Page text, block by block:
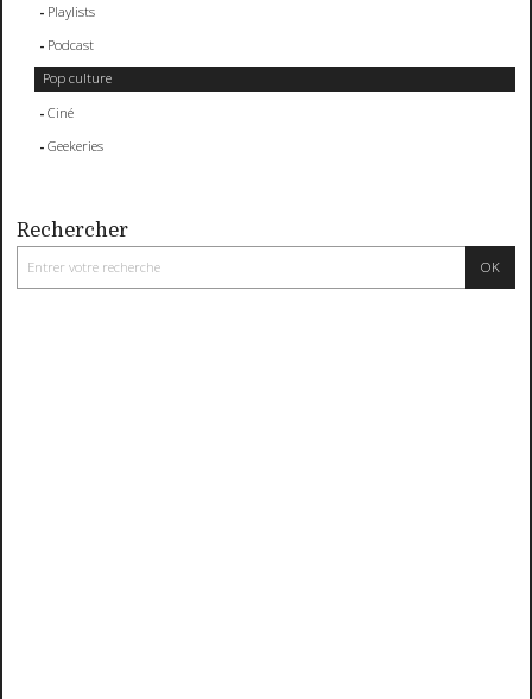
Playlists
Podcast
Pop culture
Ciné
Geekeries
Rechercher